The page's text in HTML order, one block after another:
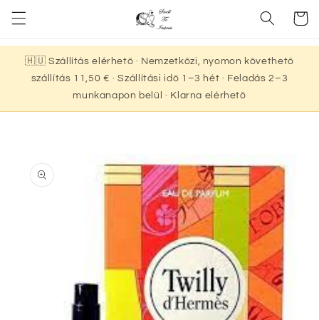
Kosár
🇭🇺 Szállítás elérhető · Nemzetközi, nyomon követhető
szállítás 11,50 € · Szállítási idő 1–3 hét · Feladás 2–3
munkanapon belül · Klarna elérhető
a